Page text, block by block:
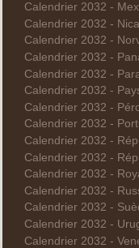
Calendrier 2032 -
Calendrier 2032 -
Calendrier 2032 -
Calendrier 2032 -
Calendrier 2032 -
Calendrier 2032 -
Calendrier 2032 -
Calendrier 2032 -
Calendrier 2032 -
Calendrier 2032 -
Calendrier 2032 -
Calendrier 2032 -
Calendrier 2032 -
Calendrier 2032 -
Calendrier 2032 -